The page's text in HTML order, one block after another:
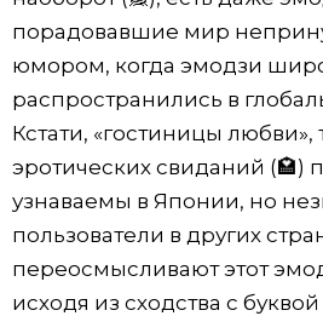
порадовавшие мир
юмором, когда эмодзи
распространились в
Кстати, «гостиницы любви»,
эротических свиданий (🏩)
узнаваемы в Японии, но
пользователи в других
переосмысливают этот
исходя из сходства с